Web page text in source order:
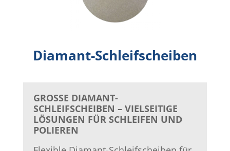
Diamant-Schleifscheiben
GROSSE DIAMANT-
SCHLEIFSCHEIBEN – VIELSEITIGE
LÖSUNGEN FÜR SCHLEIFEN UND
POLIEREN